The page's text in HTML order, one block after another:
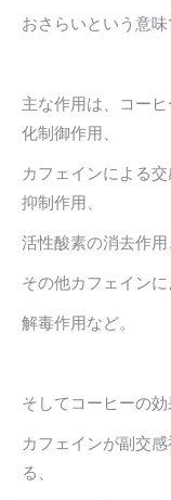
おさらいという意
主な作用は、コー
化制御作用、
カフェインによる
抑制作用、
活性酸素の消去作用
その他カフェイン
解毒作用など。
そしてコーヒーの
カフェインが副交
る、